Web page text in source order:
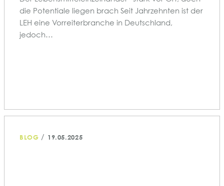
die Potentiale liegen brach Seit Jahrzehnten ist der
LEH eine Vorreiterbranche in Deutschland,
jedoch…
BLOG / 19.05.2025